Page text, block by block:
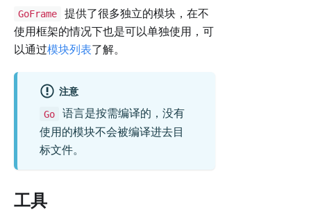
GoFrame
提供了很多独立的模块，在不
使用框架的情况下也是可以单独使用，可
以通过模块列表了解。
注意
Go
语言是按需编译的，没有
使用的模块不会被编译进去目
标文件。
工具